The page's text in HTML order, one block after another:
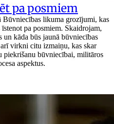
pa posmiem
Būvniecības likuma grozījumi, kas
pa posmiem. Skaidrojam,
un kāda būs jaunā būvniecības
virkni citu izmaiņu, kas skar
piekrišanu būvniecībai, militāros
aspektus.